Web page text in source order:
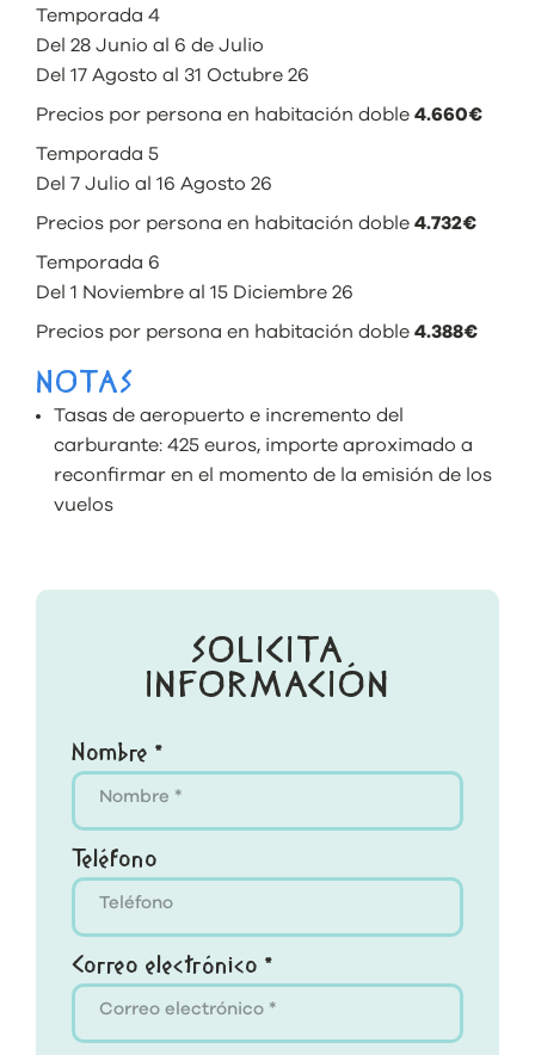
Temporada 4
Del 28 Junio al 6 de Julio
Del 17 Agosto al 31 Octubre 26
Precios por persona en habitación doble 4.660€
Temporada 5
Del 7 Julio al 16 Agosto 26
Precios por persona en habitación doble 4.732€
Temporada 6
Del 1 Noviembre al 15 Diciembre 26
Precios por persona en habitación doble 4.388€
NOTAS
Tasas de aeropuerto e incremento del
carburante: 425 euros, importe aproximado a
reconfirmar en el momento de la emisión de los
vuelos
SOLICITA
INFORMACIÓN
Nombre *
Teléfono
Correo electrónico *